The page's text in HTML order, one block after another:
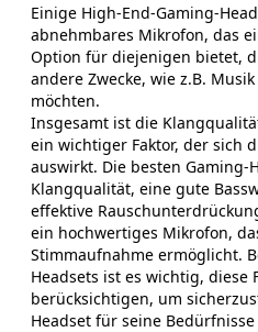
Einige High-End-Gaming-
abnehmbares Mikrofon, das
Option für diejenigen bietet,
andere Zwecke, wie z.B.
möchten.
Insgesamt ist die
ein wichtiger Faktor, der sich
auswirkt. Die besten Gaming-
Klangqualität, eine gute
effektive
ein hochwertiges Mikrofon,
Stimmaufnahme ermöglicht.
Headsets ist es wichtig, diese
berücksichtigen, um
Headset für seine